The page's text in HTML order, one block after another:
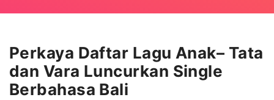
Perkaya Daftar Lagu Anak– Tata
dan Vara Luncurkan Single
Berbahasa Bali